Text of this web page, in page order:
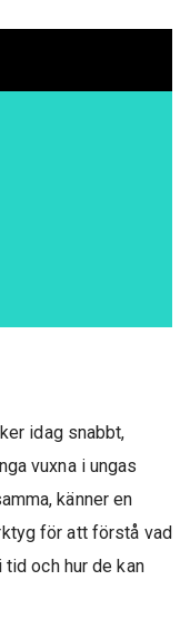
idag snabbt,
vuxna i ungas
känner en
för att förstå vad
och hur de kan